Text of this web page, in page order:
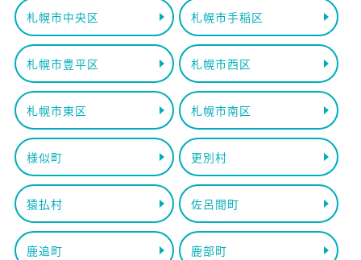
札幌市中央区 札幌市手稲区
札幌市豊平区 札幌市西区
札幌市東区 札幌市南区
様似町 更別村
猿払村 佐呂間町
鹿追町 鹿部町